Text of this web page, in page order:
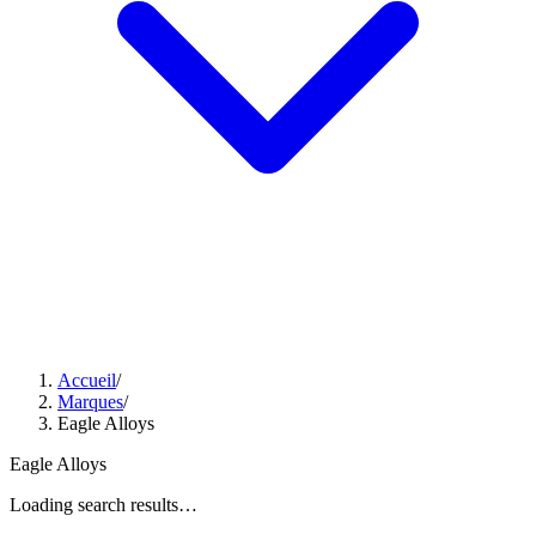
Accueil/
Marques/
Eagle Alloys
Eagle Alloys
Loading search results…